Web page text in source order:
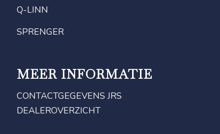
Q-LINN
SPRENGER
MEER INFORMATIE
CONTACTGEGEVENS JRS
DEALEROVERZICHT